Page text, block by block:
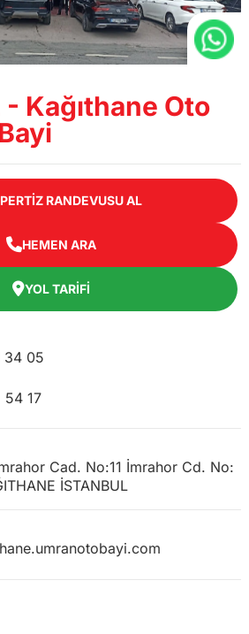
- Kağıthane Oto
RANDEVUSU AL
HEMEN ARA
YOL TARIFI
34 05
54 17
Cad. No:11 İmrahor Cd. No:
İSTANBUL